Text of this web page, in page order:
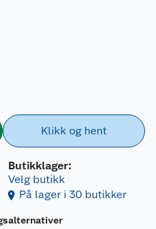
Klikk og hent
Butikklager:
Velg butikk
På lager i 30 butikker